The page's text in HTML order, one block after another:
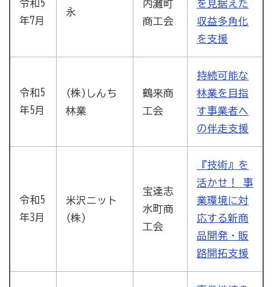
令和5
年7月
永
内灘町
商工会
を見据えた
収益多角化
を支援
令和5
年5月
(株)しんち
林業
鶴来商
工会
持続可能な
林業を目指
す事業者へ
の伴走支援
令和5
年3月
米沢ニット
(株)
宝達志
水町商
工会
『技術』を
活かせ！ 事
業環境に対
応する新商
品開発・販
路開拓支援